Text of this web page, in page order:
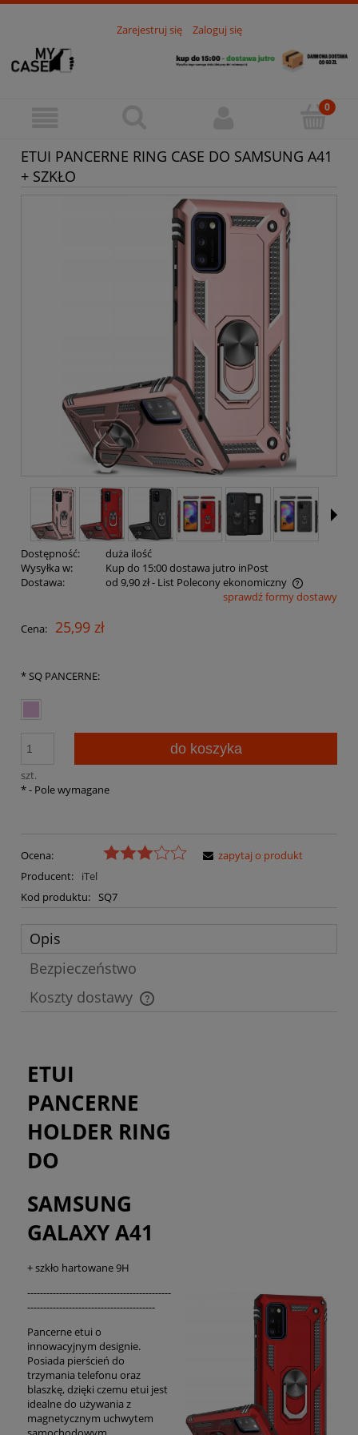
Zarejestruj się Zaloguj się
ETUI PANCERNE RING CASE DO SAMSUNG A41
+ SZKŁO
Dostępność:
duża ilość
Wysyłka w:
Kup do 15:00 dostawa jutro inPost
Dostawa:
od 9,90 zł- List Polecony ekonomiczny
Cena nie zawiera ewentualnych kosztów płatnościsprawdź formy dostawy
Cena: 25,99 zł
*SQ PANCERNE:
szt.
do koszyka
*- Pole wymagane
Ocena:
Producent:
iTel
Kod produktu: SQ7
zapytaj o produkt
Opis
Bezpieczeństwo
Koszty dostawy
Cena nie zawiera ewentualnych kosztów płatności
ETUI
PANCERNE
HOLDER RING
DO
SAMSUNG
GALAXY A41
+ szkło hartowane 9H
---------------------------------------------
----------------------------------------
Pancerne etui o
innowacyjnym designie.
Posiada pierścień do
trzymania telefonu oraz
blaszkę, dzięki czemu etui jest
idealne do używania z
magnetycznym uchwytem